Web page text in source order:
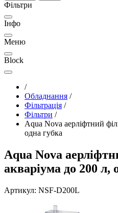
Фільтри
Інфо
Меню
Block
/
Обладнання /
Фільтрація /
Фільтри /
Aqua Nova аерліфтний
одна губка
Aqua Nova
акваріума до 200 л,
Артикул: NSF-D200L